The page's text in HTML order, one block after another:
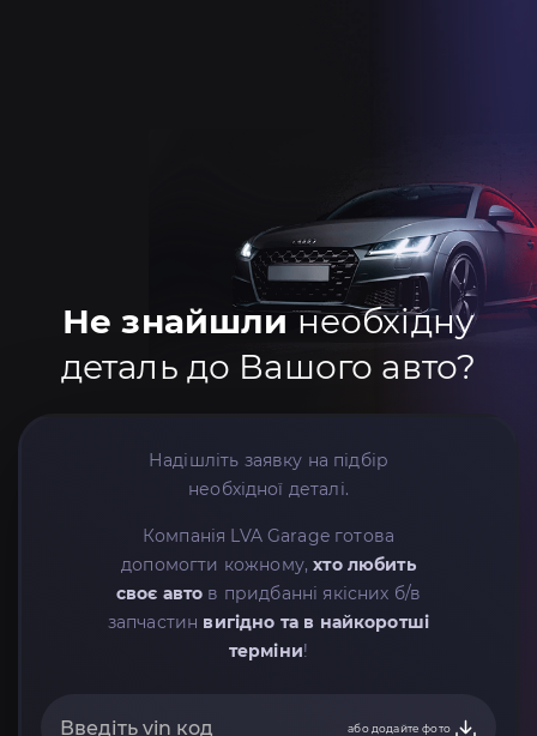
Не знайшлинеобхідну
деталь до Вашого авто?
Надішліть заявку на підбір
необхідної деталі.
Компанія LVA Garage готова
допомогти кожному,хто любить
своє авто в придбанні якісних б/в
запчастин вигідно та в найкоротші
терміни!
або додайте фото